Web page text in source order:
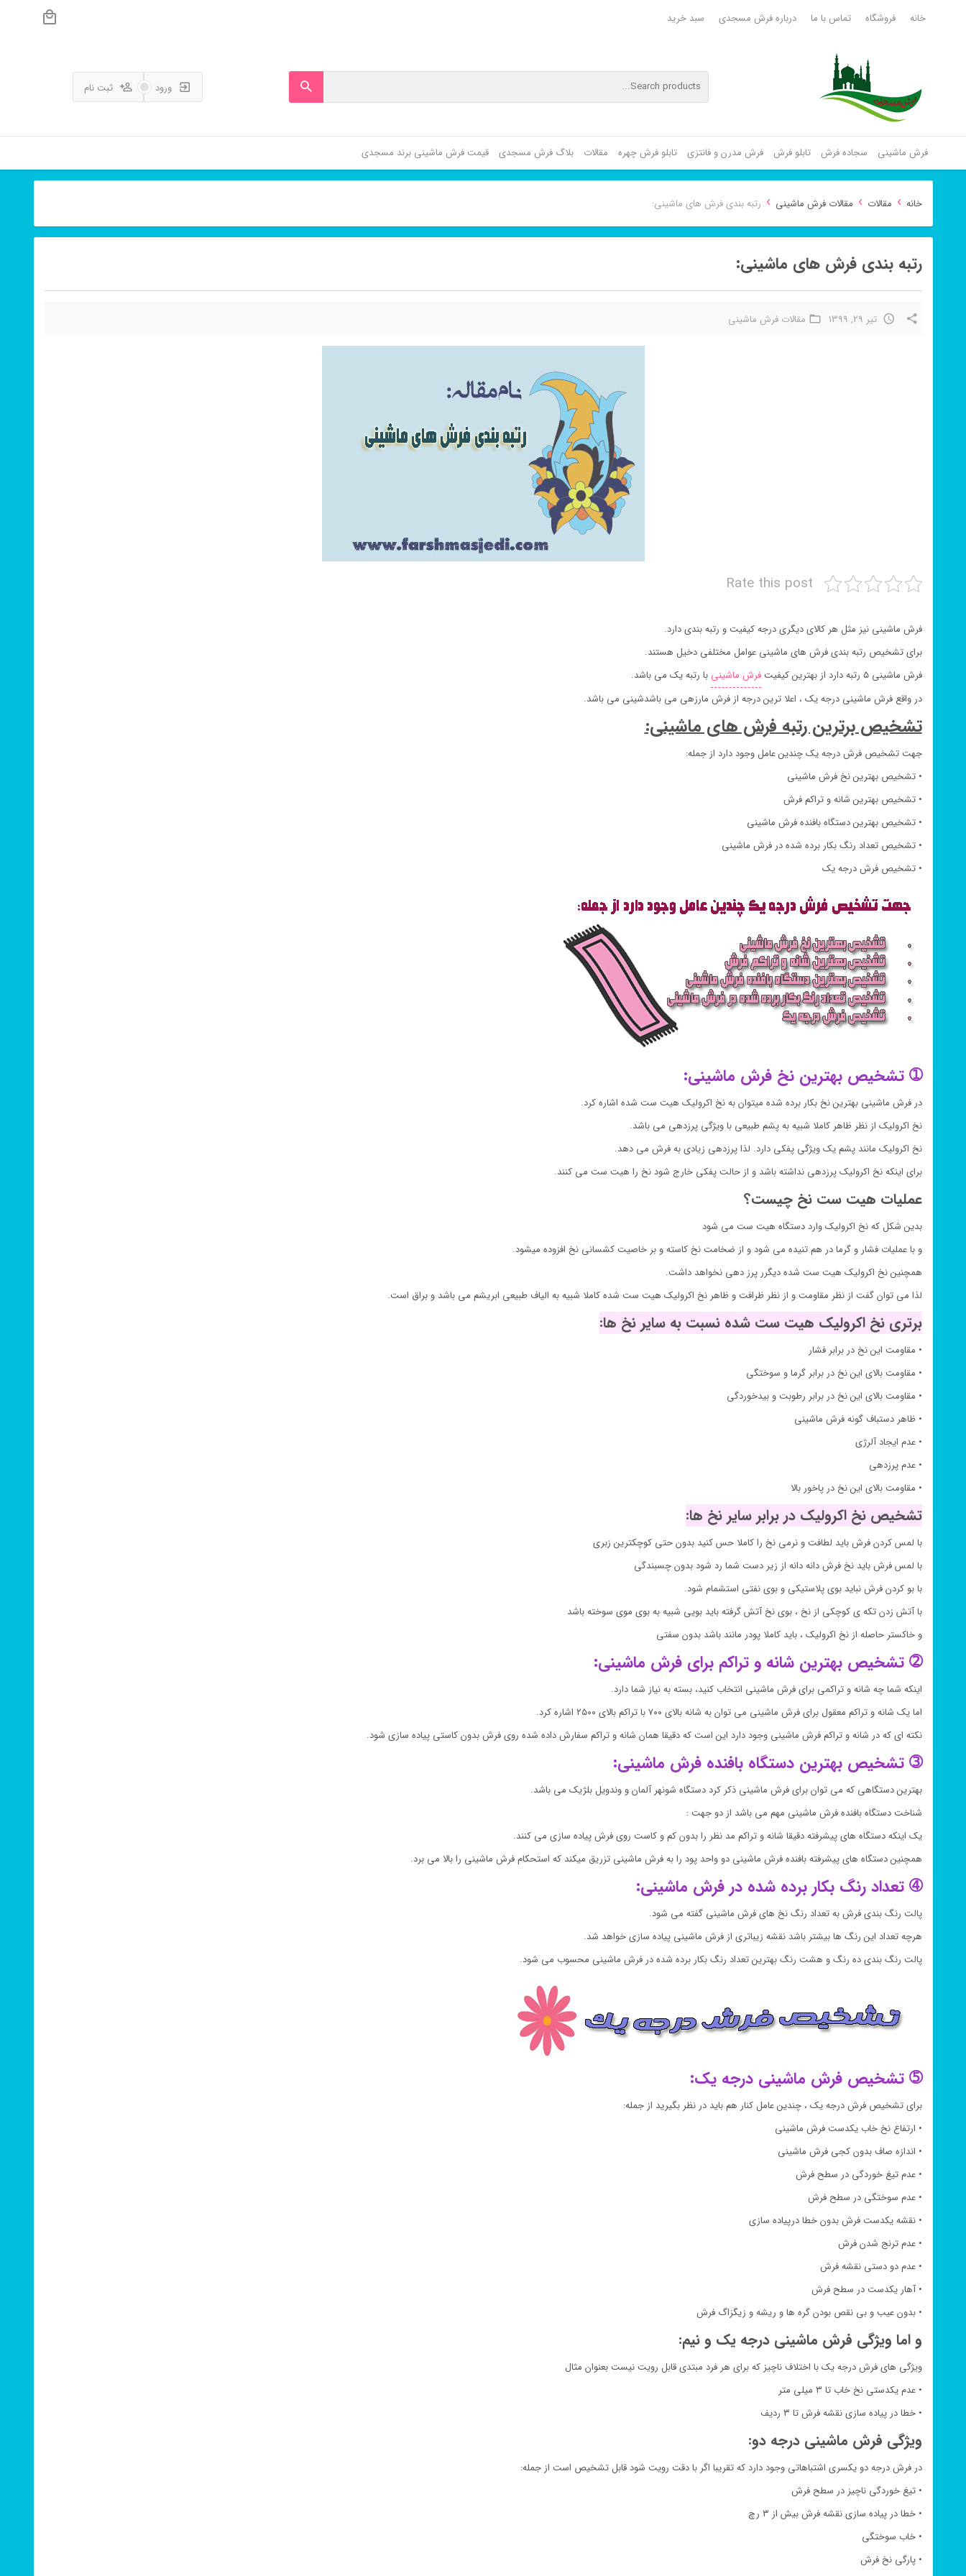
خانه فروشگاه تماس با ما درباره فرش مسجدی سبد خرید
ورود ثبت نام
فرش ماشینی سجاده فرش تابلو فرش فرش مدرن و فانتزی تابلو فرش چهره مقالات بلاگ فرش مسجدی قیمت فرش ماشینی برند مسجدی
خانه › مقالات › مقالات فرش ماشینی › رتبه بندی فرش های ماشینی:
رتبه بندی فرش های ماشینی:
تیر 29, 1399 مقالات فرش ماشینی
Rate this post
فرش ماشینی نیز مثل هر کالای دیگری درجه کیفیت و رتبه بندی دارد.
برای تشخیص رتبه بندی فرش های ماشینی عوامل مختلفی دخیل هستند.
فرش ماشینی ۵ رتبه دارد از بهترین کیفیت
فرش ماشینی با رتبه یک می باشد.
در واقع فرش ماشینی درجه یک ، اعلا ترین درجه از فرش مارزهی می باشدشینی می باشد.
تشخیص برترین رتبه فرش های ماشینی:
جهت تشخیص فرش درجه یک چندین عامل وجود دارد از جمله:
• تشخیص بهترین نخ فرش ماشینی
• تشخیص بهترین شانه و تراکم فرش
• تشخیص بهترین دستگاه بافنده فرش ماشینی
• تشخیص تعداد رنگ بکار برده شده در فرش ماشینی
• تشخیص فرش درجه یک
➀ تشخیص بهترین نخ فرش ماشینی:
در فرش ماشینی بهترین نخ بکار برده شده میتوان به نخ اکرولیک هیت ست شده اشاره کرد.
نخ اکرولیک از نظر ظاهر کاملا شبیه به پشم طبیعی با ویژگی پرزدهی می باشد.
نخ اکرولیک مانند پشم یک ویژگی پفکی دارد. لذا پرزدهی زیادی به فرش می دهد.
برای اینکه نخ اکرولیک پرزدهی نداشته باشد و از حالت پفکی خارج شود نخ را هیت ست می کنند.
عملیات هیت ست نخ چیست؟
بدین شکل که نخ اکرولیک وارد دستگاه هیت ست می شود
و با عملیات فشار و گرما در هم تنیده می شود و از ضخامت نخ کاسته و بر خاصیت کشسانی نخ افزوده میشود.
همچنین نخ اکرولیک هیت ست شده دیگرر پرز دهی نخواهد داشت.
لذا می توان گفت از نظر مقاومت و از نظر ظرافت و ظاهر نخ اکرولیک هیت ست شده کاملا شبیه به الیاف طبیعی ابریشم می باشد و براق است.
برتری نخ اکرولیک هیت ست شده نسبت به سایر نخ ها:
• مقاومت این نخ در برابر فشار
• مقاومت بالای این نخ در برابر گرما و سوختگی
• مقاومت بالای این نخ در برابر رطوبت و بیدخوردگی
• ظاهر دستباف گونه فرش ماشینی
• عدم ایجاد آلرژی
• عدم پرزدهی
• مقاومت بالای این نخ در پاخور بالا
تشخیص نخ اکرولیک در برابر سایر نخ ها:
با لمس کردن فرش باید لطافت و نرمی نخ را کاملا حس کنید بدون حتی کوچکترین زبری
با لمس فرش باید نخ فرش دانه دانه از زیر دست شما رد شود بدون چسبندگی
با بو کردن فرش نباید بوی پلاستیکی و بوی نفتی استشمام شود.
با آتش زدن تکه ی کوچکی از نخ ، بوی نخ آتش گرفته باید بویی شبیه به بوی موی سوخته باشد
و خاکستر حاصله از نخ اکرولیک ، باید کاملا پودر مانند باشد بدون سفتی
➁ تشخیص بهترین شانه و تراکم برای فرش ماشینی:
اینکه شما چه شانه و تراکمی برای فرش ماشینی انتخاب کنید، بسته به نیاز شما دارد.
اما یک شانه و تراکم معقول برای فرش ماشینی می توان به شانه بالای ۷۰۰ با تراکم بالای ۲۵۰۰ اشاره کرد.
نکته ای که در شانه و تراکم فرش ماشینی وجود دارد این است که دقیقا همان شانه و تراکم سفارش داده شده روی فرش بدون کاستی پیاده سازی شود.
➂ تشخیص بهترین دستگاه بافنده فرش ماشینی:
بهترین دستگاهی که می توان برای فرش ماشینی ذکر کرد دستگاه شونهر آلمان و وندویل بلژیک می باشد.
شناخت دستگاه بافنده فرش ماشینی مهم می باشد از دو جهت :
یک اینکه دستگاه های پیشرفته دقیقا شانه و تراکم مد نظر را بدون کم و کاست روی فرش پیاده سازی می کنند.
همچنین دستگاه های پیشرفته بافنده فرش ماشینی دو واحد پود را به فرش ماشینی تزریق میکند که استحکام فرش ماشینی را بالا می برد.
➃ تعداد رنگ بکار برده شده در فرش ماشینی:
پالت رنگ بندی فرش به تعداد رنگ نخ های فرش ماشینی گفته می شود.
هرچه تعداد این رنگ ها بیشتر باشد نقشه زیباتری از فرش ماشینی پیاده سازی خواهد شد.
پالت رنگ بندی ده رنگ و هشت رنگ بهترین تعداد رنگ بکار برده شده در فرش ماشینی محسوب می شود.
➄ تشخیص فرش ماشینی درجه یک:
برای تشخیص فرش درجه یک ، چندین عامل کنار هم باید در نظر بگیرید از جمله:
• ارتفاع نخ خاب یکدست فرش ماشینی
• اندازه صاف بدون کجی فرش ماشینی
• عدم تیغ خوردگی در سطح فرش
• عدم سوختگی در سطح فرش
• نقشه یکدست فرش بدون خطا درپیاده سازی
• عدم ترنج شدن فرش
• عدم دو دستی نقشه فرش
• آهار یکدست در سطح فرش
• بدون عیب و بی نقص بودن گره ها و ریشه و زیگزاگ فرش
و اما ویژگی فرش ماشینی درجه یک و نیم:
ویژگی های فرش درجه یک با اختلاف ناچیز که برای هر فرد مبتدی قابل رویت نیست بعنوان مثال
• عدم یکدستی نخ خاب تا ۳ میلی متر
• خطا در پیاده سازی نقشه فرش تا ۳ ردیف
ویژگی فرش ماشینی درجه دو:
در فرش درجه دو یکسری اشتباهاتی وجود دارد که تقریبا اگر با دقت رویت شود قابل تشخیص است از جمله:
• تیغ خوردگی ناچیز در سطح فرش
• خطا در پیاده سازی نقشه فرش بیش از ۳ رچ
• خاب سوختگی
• پارگی نخ فرش